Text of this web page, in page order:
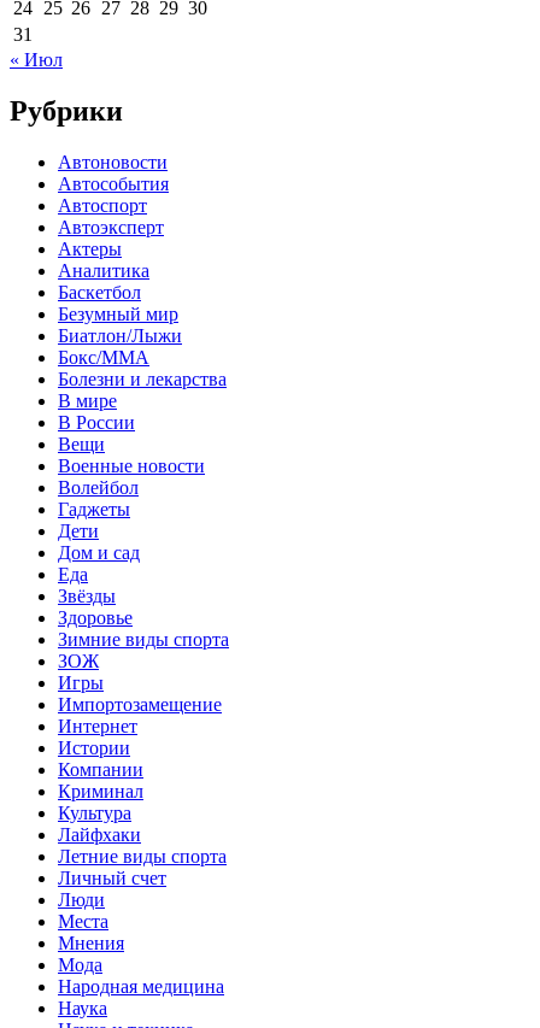
24 25 26 27 28 29 30
31
« Июл
Рубрики
Автоновости
Автособытия
Автоспорт
Автоэксперт
Актеры
Аналитика
Баскетбол
Безумный мир
Биатлон/Лыжи
Бокс/MMA
Болезни и лекарства
В мире
В России
Вещи
Военные новости
Волейбол
Гаджеты
Дети
Дом и сад
Еда
Звёзды
Здоровье
Зимние виды спорта
ЗОЖ
Игры
Импортозамещение
Интернет
Истории
Компании
Криминал
Культура
Лайфхаки
Летние виды спорта
Личный счет
Люди
Места
Мнения
Мода
Народная медицина
Наука